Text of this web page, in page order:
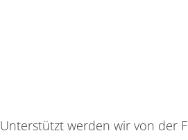
werden wir von der